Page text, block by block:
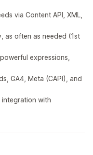
via Content API, XML,
as often as needed (1st
expressions,
GA4, Meta (CAPI), and
integration with